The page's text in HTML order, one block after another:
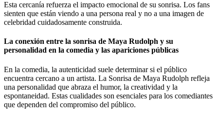
Esta cercanía refuerza el impacto emocional de su sonrisa. Los fans
sienten que están viendo a una persona real y no a una imagen de
celebridad cuidadosamente construida.
La conexión entre la sonrisa de Maya Rudolph y su
personalidad en la comedia y las apariciones públicas
En la comedia, la autenticidad suele determinar si el público
encuentra cercano a un artista. La Sonrisa de Maya Rudolph refleja
una personalidad que abraza el humor, la creatividad y la
espontaneidad. Estas cualidades son esenciales para los comediantes
que dependen del compromiso del público.